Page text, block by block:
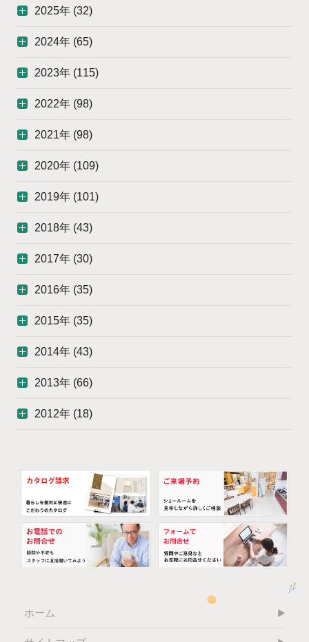
2025年 (32)
2024年 (65)
2023年 (115)
2022年 (98)
2021年 (98)
2020年 (109)
2019年 (101)
2018年 (43)
2017年 (30)
2016年 (35)
2015年 (35)
2014年 (43)
2013年 (66)
2012年 (18)
ホーム